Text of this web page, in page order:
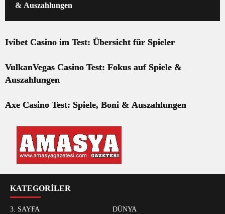
& Auszahlungen
Ivibet Casino im Test: Übersicht für Spieler
VulkanVegas Casino Test: Fokus auf Spiele &
Auszahlungen
Axe Casino Test: Spiele, Boni & Auszahlungen
KATEGORİLER
3. SAYFA
DÜNYA